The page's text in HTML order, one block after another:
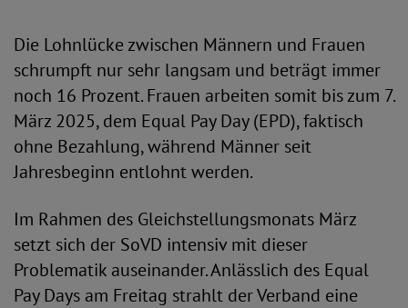
Die Lohnlücke zwischen Männern und Frauen
schrumpft nur sehr langsam und beträgt immer
noch 16 Prozent. Frauen arbeiten somit bis zum 7.
März 2025, dem Equal Pay Day (EPD), faktisch
ohne Bezahlung, während Männer seit
Jahresbeginn entlohnt werden.
Im Rahmen des Gleichstellungsmonats März
setzt sich der SoVD intensiv mit dieser
Problematik auseinander. Anlässlich des Equal
Pay Days am Freitag strahlt der Verband eine